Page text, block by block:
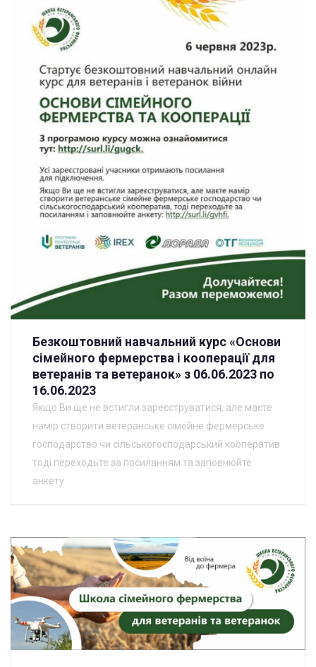
Безкоштовний навчальний курс «Основи
сімейного фермерства і кооперації для
ветеранів та ветеранок» з 06.06.2023 по
16.06.2023
Якщо Ви ще не встигли зареєструватися, але маєте
намір створити ветеранське сімейне фермерське
господарство чи сільськогосподарський кооператив
тоді переходьте за посиланням та заповнюйте
анкету